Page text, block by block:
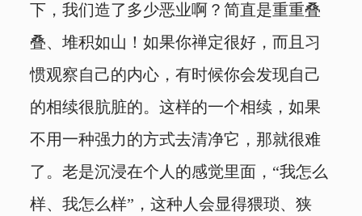
下，我们造了多少恶业啊？简直是重重叠
叠、堆积如山！如果你禅定很好，而且习
惯观察自己的内心，有时候你会发现自己
的相续很肮脏的。这样的一个相续，如果
不用一种强力的方式去清净它，那就很难
了。老是沉浸在个人的感觉里面，“我怎么
样、我怎么样”，这种人会显得猥琐、狭